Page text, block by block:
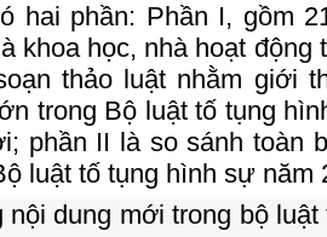
hai phần: Phần I, gồm
khoa học, nhà hoạt
thảo luật nhằm giới
trong Bộ luật tố tụng
phần II là so sánh toàn
luật tố tụng hình sự năm
nội dung mới trong bộ